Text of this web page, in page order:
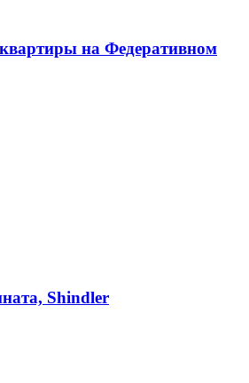
на Федеративном
Shindler